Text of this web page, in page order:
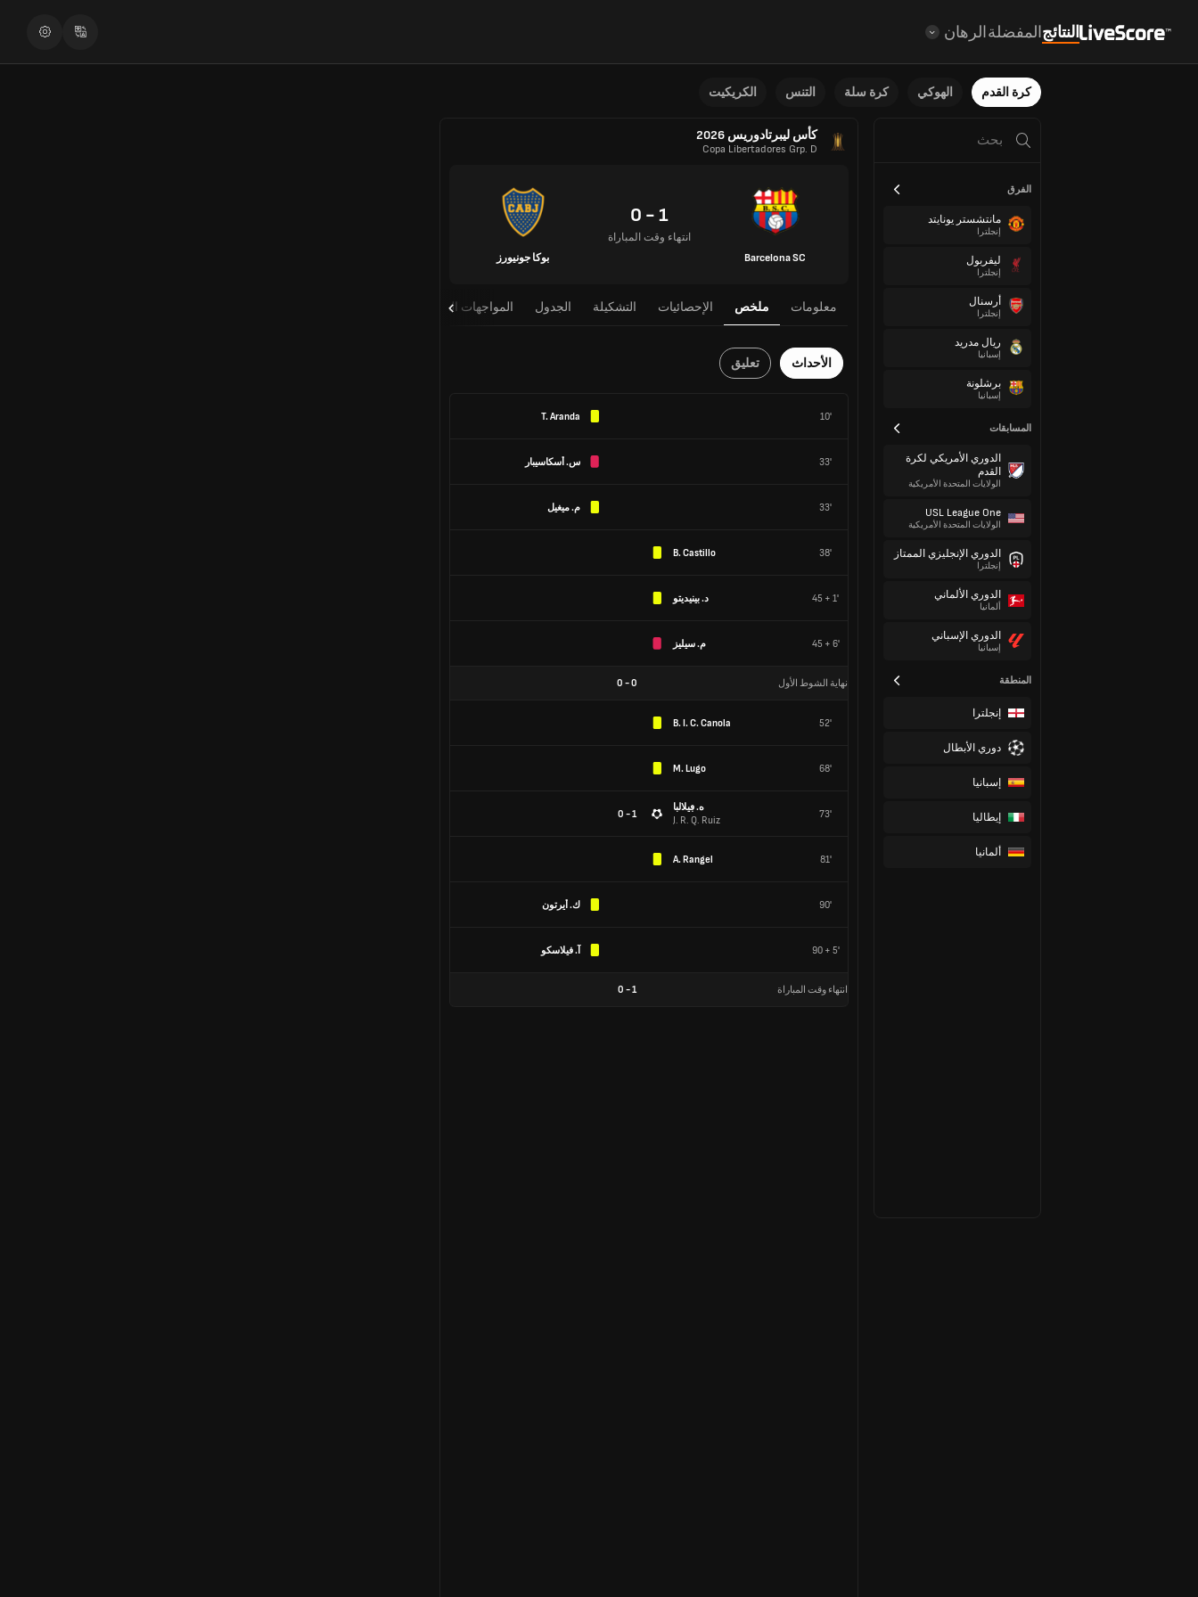
النتائجالمفضلةالرهان
كرة القدم الهوكي كرة سلة التنس الكريكيت
الفرق
مانتشستر يونايتد
إنجلترا
ليفربول
إنجلترا
أرسنال
إنجلترا
ريال مدريد
إسبانيا
برشلونة
إسبانيا
المسابقات
الدوري الأمريكي لكرة
القدم
الولايات المتحدة الأمريكية
USL League One
الولايات المتحدة الأمريكية
الدوري الإنجليزي الممتاز
إنجلترا
الدوري الألماني
ألمانيا
الدوري الإسباني
إسبانيا
المنطقة
إنجلترا
دوري الأبطال
إسبانيا
إيطاليا
ألمانيا
كأس ليبرتادوريس 2026
Copa Libertadores Grp. D
Barcelona SC
1 - 0
انتهاء وقت المباراة
بوكا جونيورز
معلومات ملخص الإحصائيات التشكيلة الجدول المواجهات المباشرة
الأحداث تعليق
10'
T. Aranda
33' س. أسكاسيبار
33' م. ميغيل
38'
B. Castillo
45 + 1' د. بينيديتو
45 + 6' م. سيليز
نهاية الشوط الأول 0
-
0
52'
B. I. C. Canola
68'
M. Lugo
73'
ه. ڢيلالبا
J. R. Q. Ruiz
1 - 0
81'
A. Rangel
90' ك. أيرتون
90 + 5' آ. فيلاسكو
انتهاء وقت المباراة 1
-
0